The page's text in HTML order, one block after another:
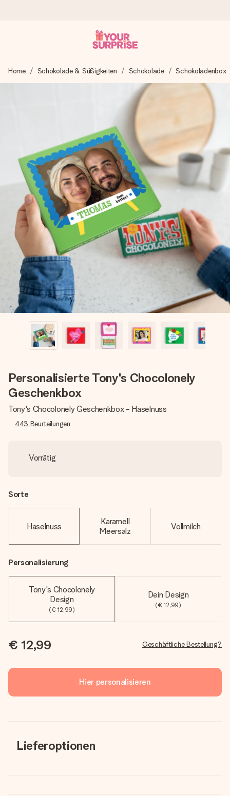
Wir bereiten dein Geschenk sorgfältig vor und schicken es
blitzschnell – damit du es genau zum richtigen Zeitpunkt
überreichen kannst, wenn es am meisten zählt.
4,8 (basierend auf +15.000 Bewertungen)
Unsere Geschenke begeistern. Kunden bewerten uns mit
4,8 bei Google Reviews (Gesamtergebnis aller Länder, in
die wir versenden).
Mit Liebe gemacht, im Handumdrehen
Erstelle etwas Einzigartiges in wenigen Schritten – mit
ihrem Namen, deinem Foto oder einer Nachricht von
Herzen. Kein Stress, nur pure Liebe für den perfekten
Moment.
Home Schokolade & Süßigkeiten Schokolade Schokoladenbox
Personalisierte Tony's Chocolonely
Geschenkbox
Tony's Chocolonely Geschenkbox - Haselnuss
443 Beurteilungen
Vorrätig
Sorte
Haselnuss
Karamell
Meersalz
Vollmilch
Personalisierung
Tony's Chocolonely
Design
(€ 12,99)
Dein Design
(€ 12,99)
€ 12,99 Geschäftliche Bestellung?
Hier personalisieren
Lieferoptionen